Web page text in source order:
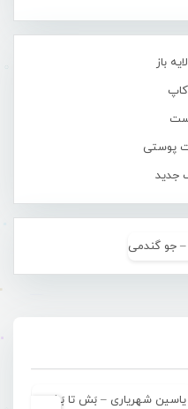
باز
پوستی
جدید
یاسین شهریاری – بَش تا بَشوم